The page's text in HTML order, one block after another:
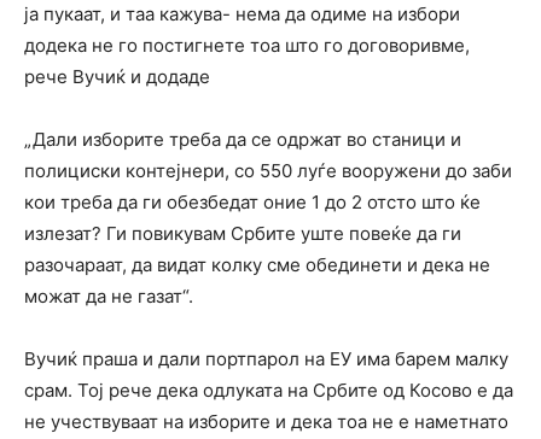
ја пукаат, и таа кажува- нема да одиме на избори
додека не го постигнете тоа што го договоривме,
рече Вучиќ и додаде
„Дали изборите треба да се одржат во станици и
полициски контејнери, со 550 луѓе вооружени до заби
кои треба да ги обезбедат оние 1 до 2 отсто што ќе
излезат? Ги повикувам Србите уште повеќе да ги
разочараат, да видат колку сме обединети и дека не
можат да не газат“.
Вучиќ праша и дали портпарол на ЕУ има барем малку
срам. Тој рече дека одлуката на Србите од Косово е да
не учествуваат на изборите и дека тоа не е наметнато